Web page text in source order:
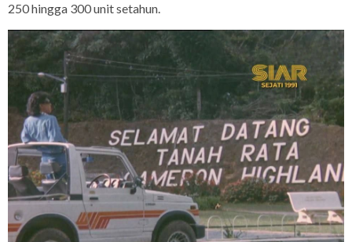
250 hingga 300 unit setahun.